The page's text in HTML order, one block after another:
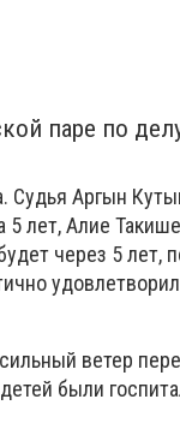
паре по
Судья Аргын
5 лет, Алие
через 5 лет,
ветер
были